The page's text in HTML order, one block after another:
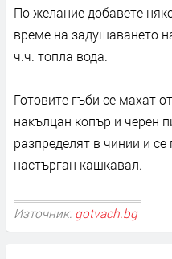
По желание добавете
време на задушаването
ч.ч. топла вода.
Готовите гъби се махат
накълцан копър и черен
разпределят в чинии и
настърган кашкавал.
Източник: gotvach.bg